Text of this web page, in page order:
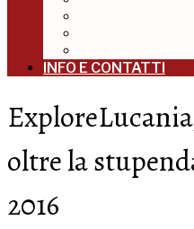
INFO E CONTATTI
oltre la
2016